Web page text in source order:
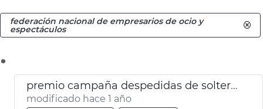
federación nacional de empresarios de ocio y
espectáculos
.
premio campaña despedidas de soltero valència
modificado hace 1 año